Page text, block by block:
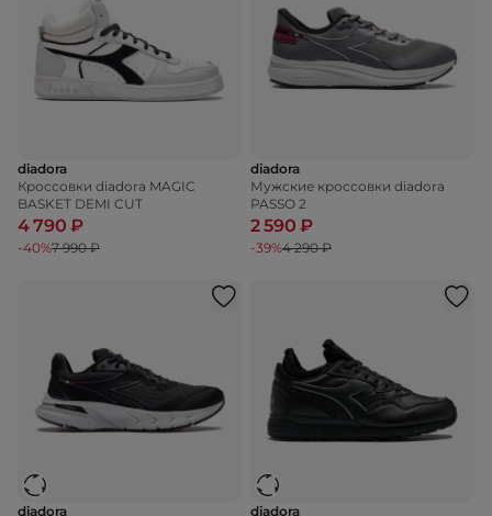
diadora
Кроссовки diadora MAGIC
BASKET DEMI CUT
4 790 ₽
-40%7 990 ₽
diadora
Мужские кроссовки diadora
PASSO 2
2 590 ₽
-39%4 290 ₽
diadora
diadora